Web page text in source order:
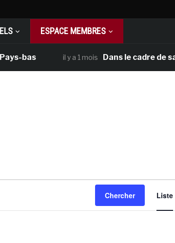
ESPACE MEMBRES
il y a 1 mois Dans le cadre de sa
Chercher Liste